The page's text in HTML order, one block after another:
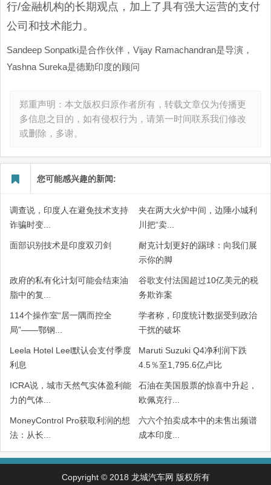
行/金融机构的长期观点，加上了具有强大运营的支付
公司和技术能力。
Sandeep Sonpatki是合作伙伴，Vijay Ramachandran是导演，
Yashna Sureka是德勤印度的顾问
郑重声明：本文版权归原作者所有，转载文章仅为传播更
多信息之目的，如有侵权行为，请第一时间联系我们修改
或删除，多谢。
您可能感兴趣的新闻:
调查说，印度人在避免技术支持
诈骗时变...
夹在两大火炉中间，边陲小城利
川把“卖...
面部识别技术是印度双刃剑
耐克计划更好的踢球：向我们展
示你的脚
政府的私有化计划可能会结束油
脂中的复...
谷歌支付法国超过10亿美元的税
务欺诈案
114个操作室“居一隅而控全
局”——鄂钢...
学者称，印度统计数据受到政治
干扰的破坏
Leela Hotel Leel默认会支付季度
利息
Maruti Suzuki Q4净利润下跌
4.5％至1,795.6亿卢比
ICRA说，城市天然气实体盈利能
力的气体...
石油在美国股票的惊喜中升起，
欧佩克行...
MoneyControl Pro获取利润的想
法：从长...
六六个拍卖成本中的未售出频谱
成本印度...
Copyright © 2018 龙城汽车网 版权所有